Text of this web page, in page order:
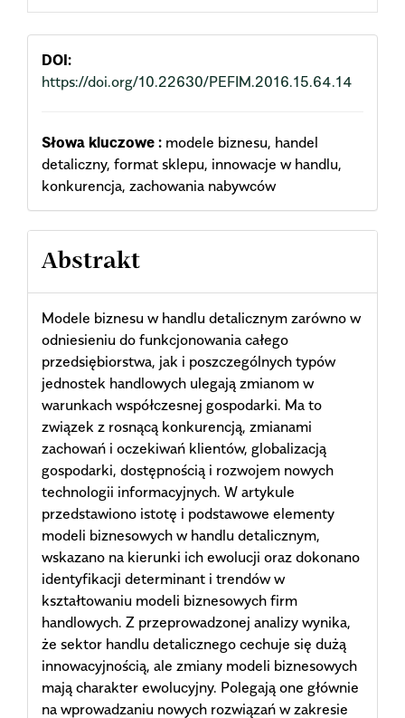
Content
DOI:
https://doi.org/10.22630/PEFIM.2016.15.64.14
Słowa kluczowe : modele biznesu, handel
detaliczny, format sklepu, innowacje w handlu,
konkurencja, zachowania nabywców
Abstrakt
Modele biznesu w handlu detalicznym zarówno w
odniesieniu do funkcjonowania całego
przedsiębiorstwa, jak i poszczególnych typów
jednostek handlowych ulegają zmianom w
warunkach współczesnej gospodarki. Ma to
związek z rosnącą konkurencją, zmianami
zachowań i oczekiwań klientów, globalizacją
gospodarki, dostępnością i rozwojem nowych
technologii informacyjnych. W artykule
przedstawiono istotę i podstawowe elementy
modeli biznesowych w handlu detalicznym,
wskazano na kierunki ich ewolucji oraz dokonano
identyfikacji determinant i trendów w
kształtowaniu modeli biznesowych firm
handlowych. Z przeprowadzonej analizy wynika,
że sektor handlu detalicznego cechuje się dużą
innowacyjnością, ale zmiany modeli biznesowych
mają charakter ewolucyjny. Polegają one głównie
na wprowadzaniu nowych rozwiązań w zakresie